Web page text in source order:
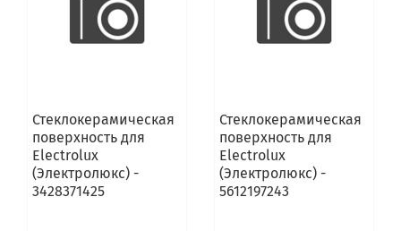
Стеклокерамическая
поверхность для
Electrolux
(Электролюкс) -
3428371425
Стеклокерамическая
поверхность для
Electrolux
(Электролюкс) -
5612197243